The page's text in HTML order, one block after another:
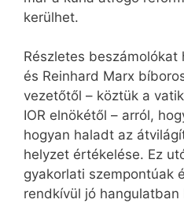
kerülhet.
Részletes beszámolókat
és Reinhard Marx
vezetőtől – köztük a
IOR elnökétől – arról,
hogyan haladt az
helyzet értékelése. Ez
gyakorlati szempontúak
rendkívül jó